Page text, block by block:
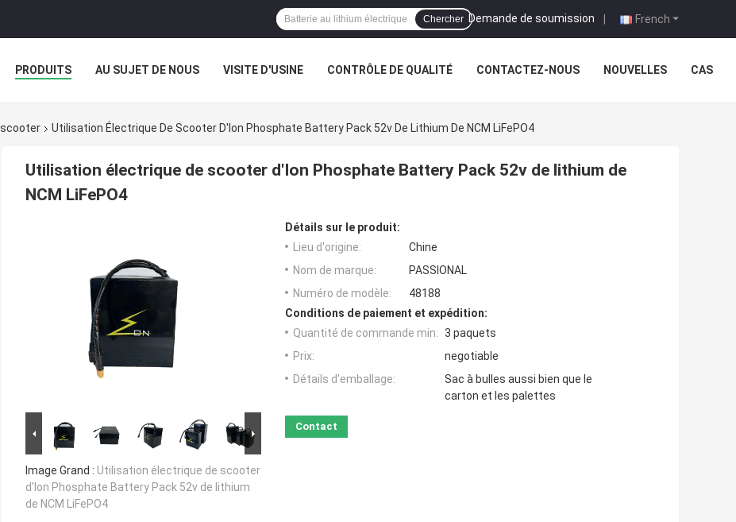
French
Demande de soumission |
Chercher
PRODUITS AU SUJET DE NOUS VISITE D'USINE CONTRÔLE DE QUALITÉ CONTACTEZ-NOUS NOUVELLES CAS
Utilisation Électrique De Scooter D'Ion Phosphate Battery Pack 52v De Lithium De NCM LiFePO4
Utilisation électrique de scooter d'Ion Phosphate Battery Pack 52v de lithium de
NCM LiFePO4
Image Grand : Utilisation électrique de scooter
d'Ion Phosphate Battery Pack 52v de lithium
de NCM LiFePO4
Détails sur le produit:
Lieu d'origine:
Chine
Nom de marque:
PASSIONAL
Numéro de modèle:
48188
Conditions de paiement et expédition:
Quantité de commande min: 3 paquets
Prix:
negotiable
Détails d'emballage:
Sac à bulles aussi bien que le
carton et les palettes
Contact